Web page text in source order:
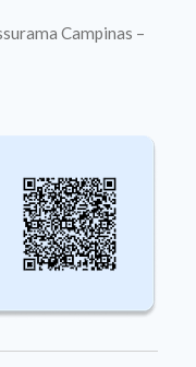
Campinas –